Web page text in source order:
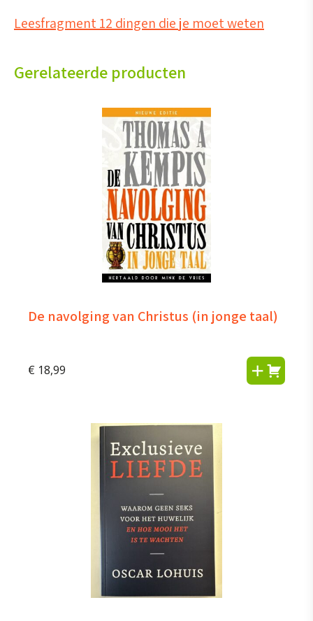
Leesfragment 12 dingen die je moet weten
Gerelateerde producten
De navolging van Christus (in jonge taal)
€ 18,99